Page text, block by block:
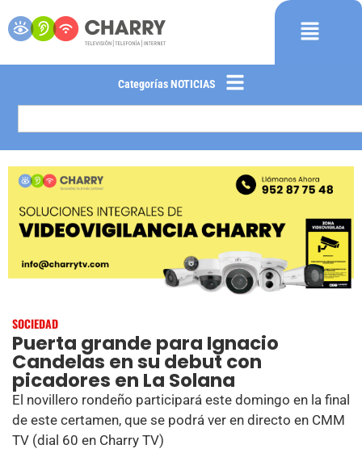
Categorías NOTICIAS
SOCIEDAD
Puerta grande para Ignacio
Candelas en su debut con
picadores en La Solana
El novillero rondeño participará este domingo en la final
de este certamen, que se podrá ver en directo en CMM
TV (dial 60 en Charry TV)